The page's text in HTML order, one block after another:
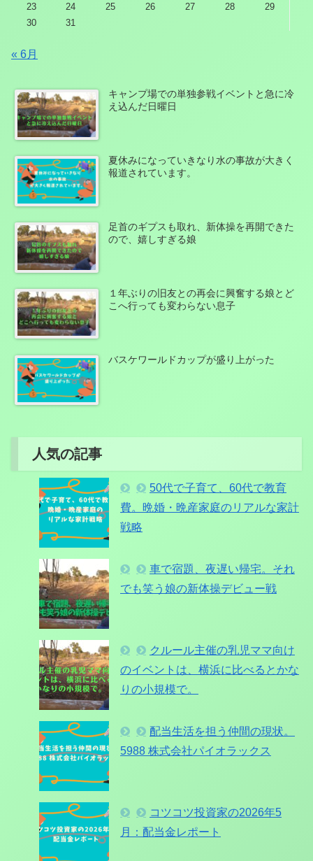
23
24 25 26 27 28
29
30
31
« 6月
キャンプ場での単独参戦イベントと急に冷
え込んだ日曜日
夏休みになっていきなり水の事故が大きく
報道されています。
足首のギプスも取れ、新体操を再開できた
ので、嬉しすぎる娘
１年ぶりの旧友との再会に興奮する娘とど
こへ行っても変わらない息子
バスケワールドカップが盛り上がった
人気の記事
50代で子育て、60代で教育
費。晩婚・晩産家庭のリアルな家計
戦略
車で宿題、夜遅い帰宅。それ
でも笑う娘の新体操デビュー戦
クルール主催の乳児ママ向け
のイベントは、横浜に比べるとかな
りの小規模で。
配当生活を担う仲間の現状。
5988 株式会社パイオラックス
コツコツ投資家の2026年5
月：配当金レポート